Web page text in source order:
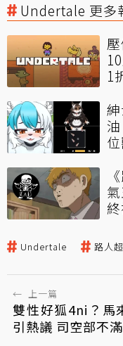
Undertale 更多
1
Undertale 路人
← 上一篇
雙性好狐4ni？馬
引熱議 司空部不